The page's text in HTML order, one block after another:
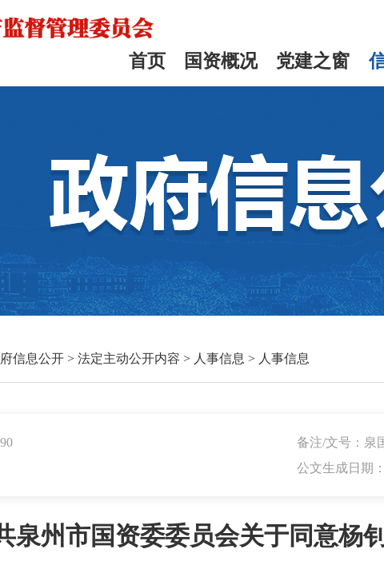
首页 国资概况 党建之窗
信息公开> 法定主动公开内容 > 人事信息 > 人事信息
备注/文号：泉
公文生成日期
泉州市国资委委员会关于同意杨